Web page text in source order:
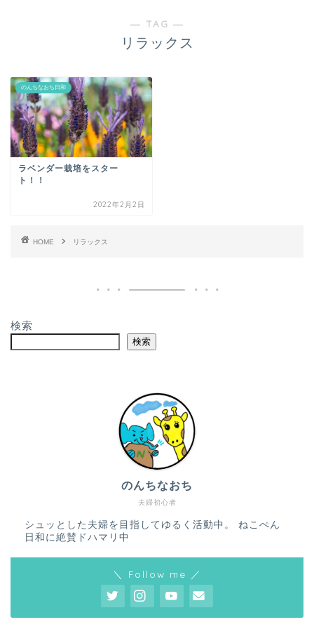
― TAG ―
リラックス
のんちなおち日和
ラベンダー栽培をスター
ト！！
2022年2月2日
HOME リラックス
検索
検索
夫婦初心者
のんちなおち
シュッとした夫婦を目指してゆるく活動中。 ねこぺん
日和に絶賛ドハマリ中
＼ Follow me ／